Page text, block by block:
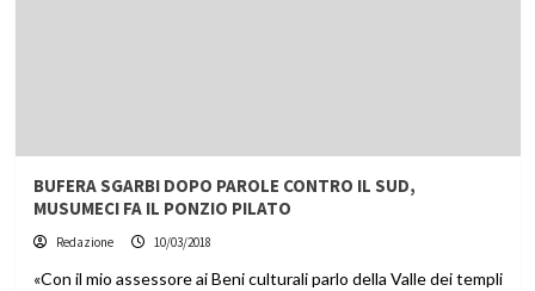
BUFERA SGARBI DOPO PAROLE CONTRO IL SUD,
MUSUMECI FA IL PONZIO PILATO
Redazione 10/03/2018
«Con il mio assessore ai Beni culturali parlo della Valle dei templi